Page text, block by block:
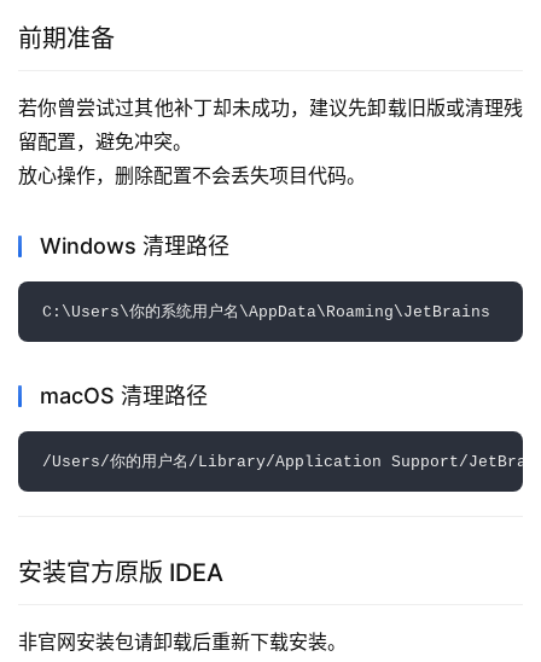
前期准备
若你曾尝试过其他补丁却未成功，建议先卸载旧版或清理残
留配置，避免冲突。
放心操作，删除配置不会丢失项目代码。
Windows 清理路径
macOS 清理路径
安装官方原版 IDEA
非官网安装包请卸载后重新下载安装。